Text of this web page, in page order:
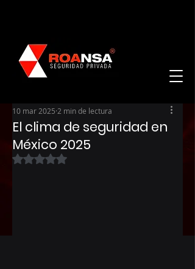
El clima de seguridad en
México 2025
10 mar 2025 2 min de lectura
Obtuvo NaN de 5 estrellas.